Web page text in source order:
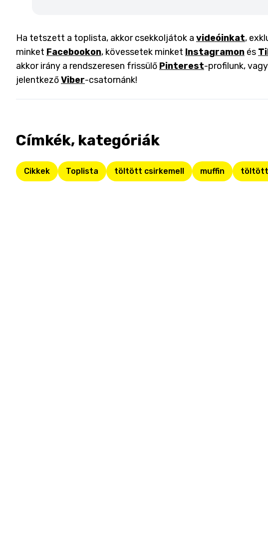
Ha tetszett a toplista, akkor csekkoljátok a videóinkat,
minket Facebookon, kövessetek minket Instagramon és
akkor irány a rendszeresen frissülő Pinterest-profilunk,
jelentkezőViber-csatornánk!
Címkék, kategóriák
Cikkek Toplista töltött csirkemell muffin töltött